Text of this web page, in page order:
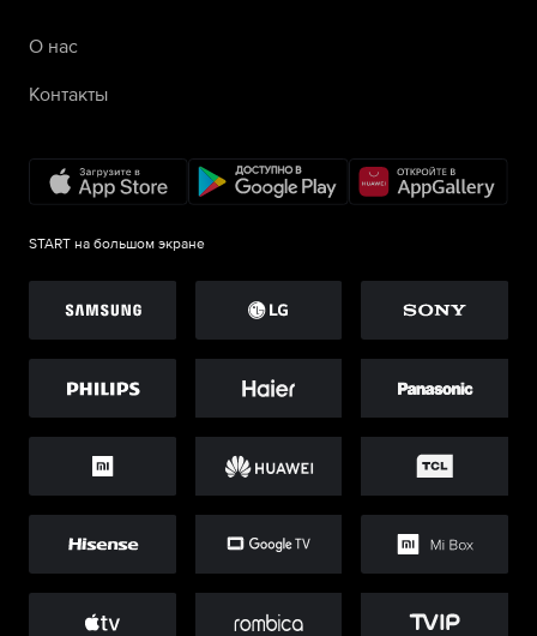
О нас
Контакты
START на большом экране